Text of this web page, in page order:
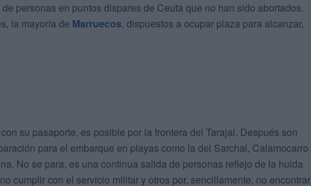
personas en puntos dispares de Ceuta que no han sido abortados.
la mayoría de Marruecos, dispuestos a ocupar plaza para alcanzar,
su pasaporte, es posible por la frontera del Tarajal. Después son
para el embarque en playas como la del Sarchal, Calamocarro
No se para, es una continua salida de personas reflejo de la huida
cumplir con el servicio militar y otros por, sencillamente, no encontrar